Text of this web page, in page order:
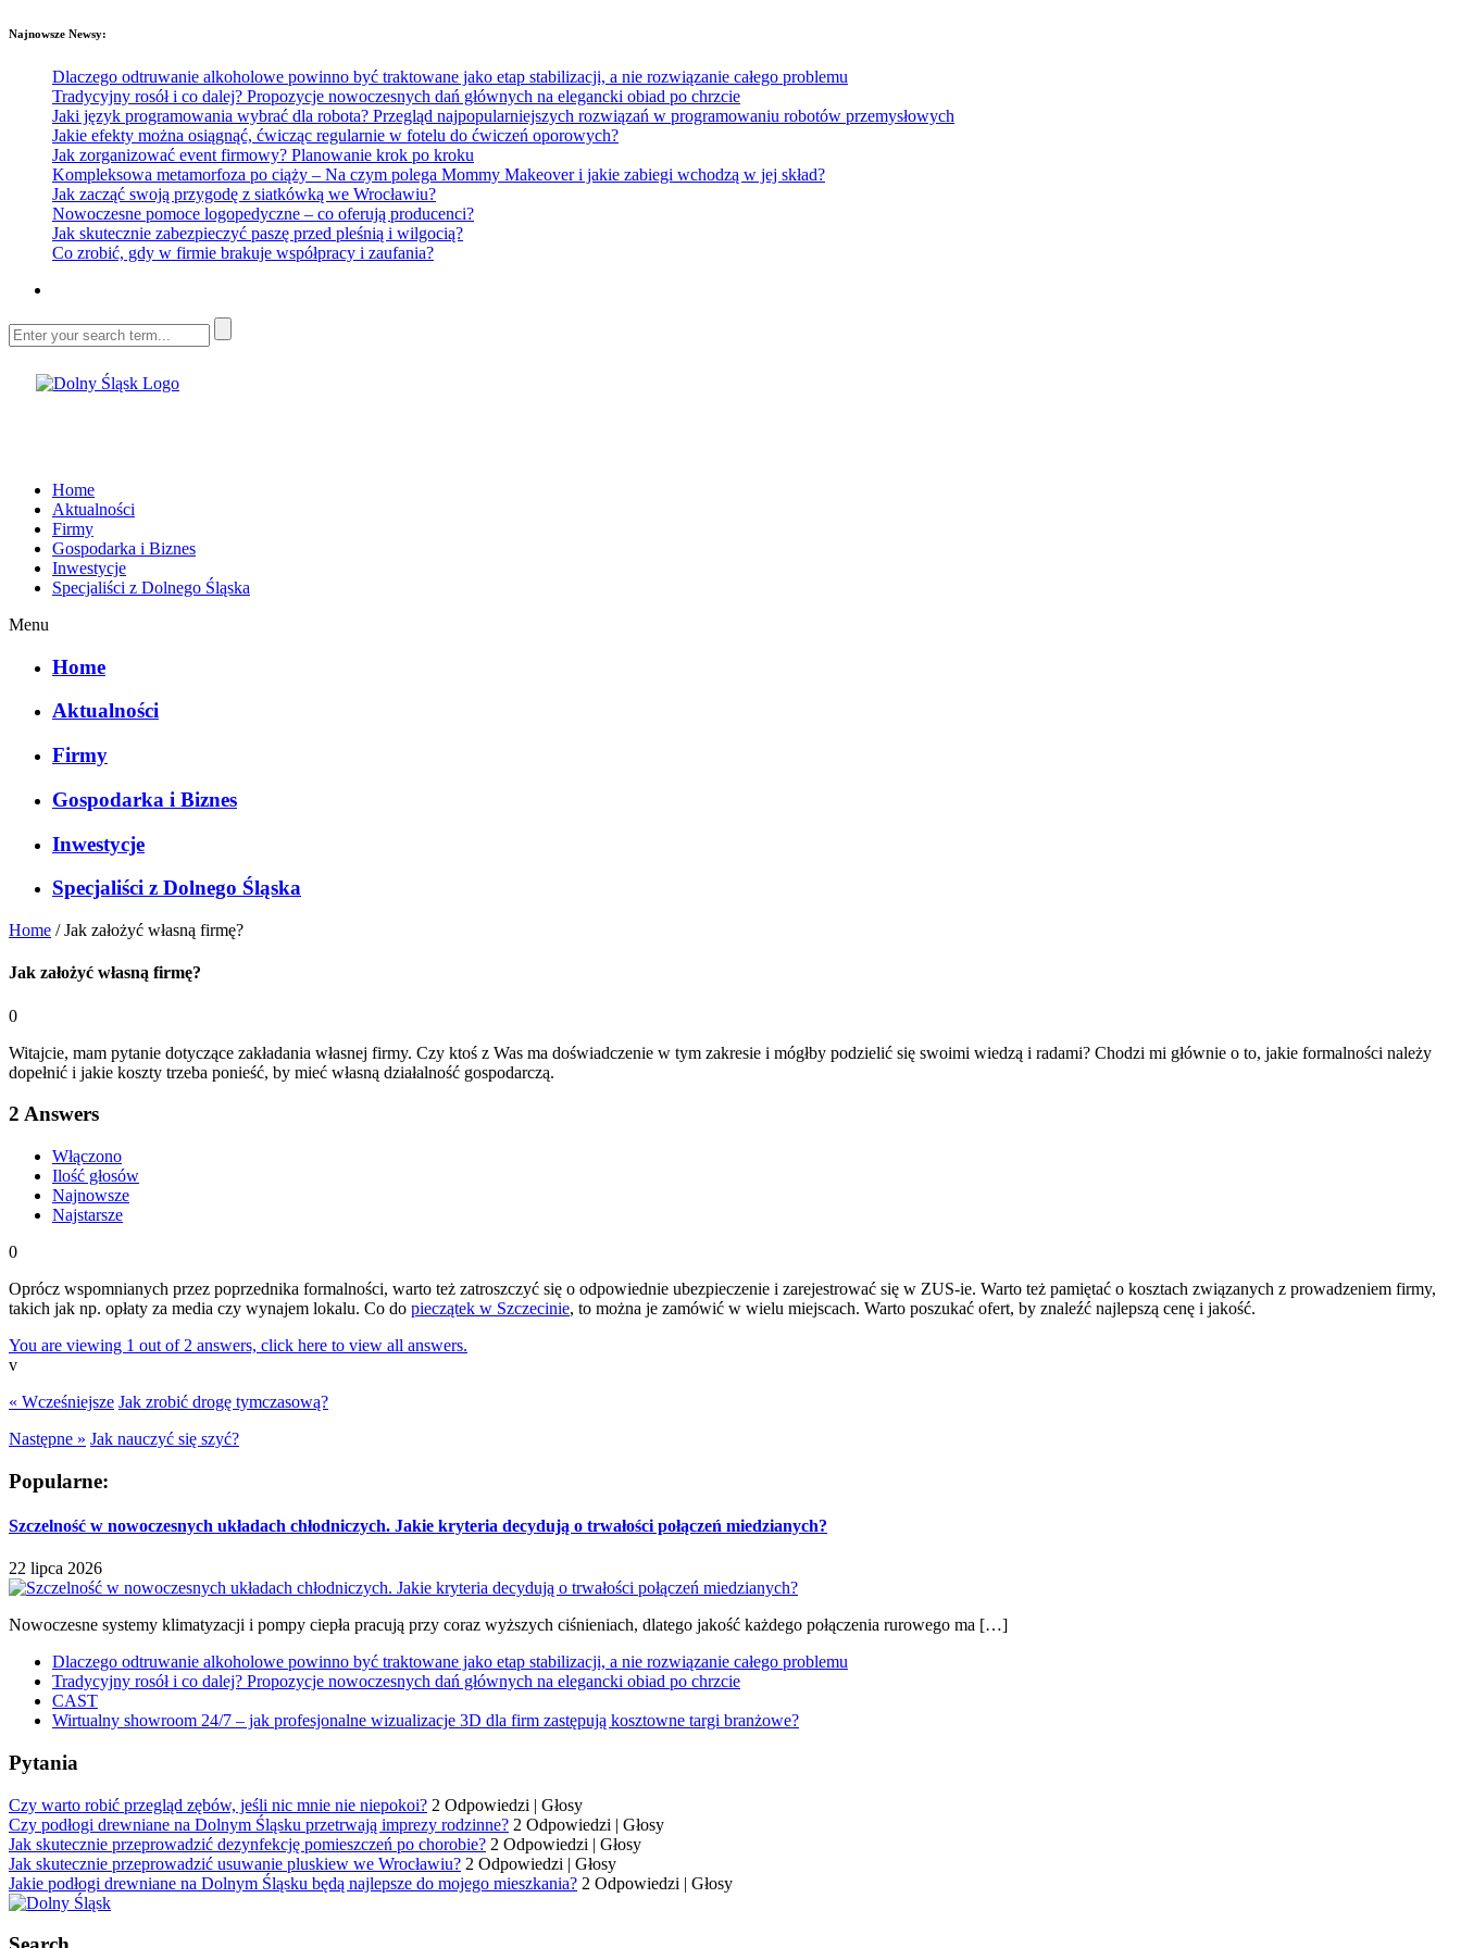
Najnowsze Newsy:
Dlaczego odtruwanie alkoholowe powinno być traktowane jako etap stabilizacji, a nie rozwiązanie całego problemu
Tradycyjny rosół i co dalej? Propozycje nowoczesnych dań głównych na elegancki obiad po chrzcie
Jaki język programowania wybrać dla robota? Przegląd najpopularniejszych rozwiązań w programowaniu robotów przemysłowych
Jakie efekty można osiągnąć, ćwicząc regularnie w fotelu do ćwiczeń oporowych?
Jak zorganizować event firmowy? Planowanie krok po kroku
Kompleksowa metamorfoza po ciąży – Na czym polega Mommy Makeover i jakie zabiegi wchodzą w jej skład?
Jak zacząć swoją przygodę z siatkówką we Wrocławiu?
Nowoczesne pomoce logopedyczne – co oferują producenci?
Jak skutecznie zabezpieczyć paszę przed pleśnią i wilgocią?
Co zrobić, gdy w firmie brakuje współpracy i zaufania?
Home
Aktualności
Firmy
Gospodarka i Biznes
Inwestycje
Specjaliści z Dolnego Śląska
Menu
Home
Aktualności
Firmy
Gospodarka i Biznes
Inwestycje
Specjaliści z Dolnego Śląska
Home /Jak założyć własną firmę?
Jak założyć własną firmę?
0
Witajcie, mam pytanie dotyczące zakładania własnej firmy. Czy ktoś z Was ma doświadczenie w tym zakresie i mógłby podzielić się swoimi wiedzą i radami? Chodzi mi głównie o to, jakie formalności należy
dopełnić i jakie koszty trzeba ponieść, by mieć własną działalność gospodarczą.
2 Answers
Włączono
Ilość głosów
Najnowsze
Najstarsze
0
Oprócz wspomnianych przez poprzednika formalności, warto też zatroszczyć się o odpowiednie ubezpieczenie i zarejestrować się w ZUS-ie. Warto też pamiętać o kosztach związanych z prowadzeniem firmy,
takich jak np. opłaty za media czy wynajem lokalu. Co do pieczątek w Szczecinie, to można je zamówić w wielu miejscach. Warto poszukać ofert, by znaleźć najlepszą cenę i jakość.
You are viewing 1 out of 2 answers, click here to view all answers.
v
« Wcześniejsze Jak zrobić drogę tymczasową?
Następne » Jak nauczyć się szyć?
Popularne:
Szczelność w nowoczesnych układach chłodniczych. Jakie kryteria decydują o trwałości połączeń miedzianych?
22 lipca 2026
Nowoczesne systemy klimatyzacji i pompy ciepła pracują przy coraz wyższych ciśnieniach, dlatego jakość każdego połączenia rurowego ma […]
Dlaczego odtruwanie alkoholowe powinno być traktowane jako etap stabilizacji, a nie rozwiązanie całego problemu
Tradycyjny rosół i co dalej? Propozycje nowoczesnych dań głównych na elegancki obiad po chrzcie
CAST
Wirtualny showroom 24/7 – jak profesjonalne wizualizacje 3D dla firm zastępują kosztowne targi branżowe?
Pytania
Czy warto robić przegląd zębów, jeśli nic mnie nie niepokoi? 2 Odpowiedzi | Głosy
Czy podłogi drewniane na Dolnym Śląsku przetrwają imprezy rodzinne? 2 Odpowiedzi | Głosy
Jak skutecznie przeprowadzić dezynfekcję pomieszczeń po chorobie? 2 Odpowiedzi | Głosy
Jak skutecznie przeprowadzić usuwanie pluskiew we Wrocławiu? 2 Odpowiedzi | Głosy
Jakie podłogi drewniane na Dolnym Śląsku będą najlepsze do mojego mieszkania? 2 Odpowiedzi | Głosy